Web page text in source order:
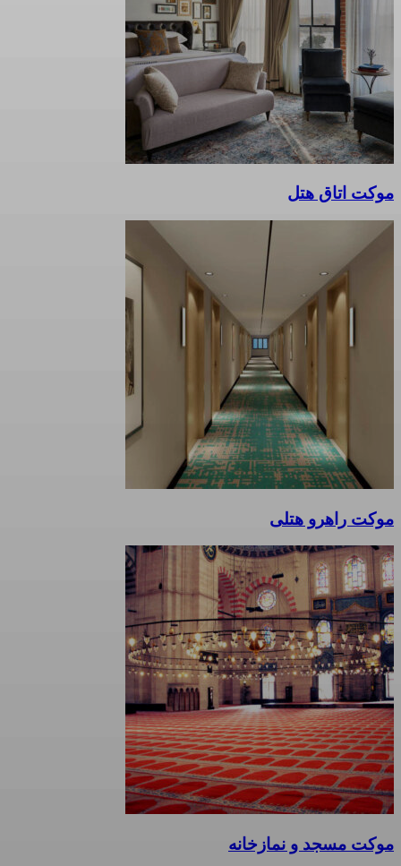
موکت اتاق هتل
موکت راهرو هتلی
موکت مسجد و نمازخانه